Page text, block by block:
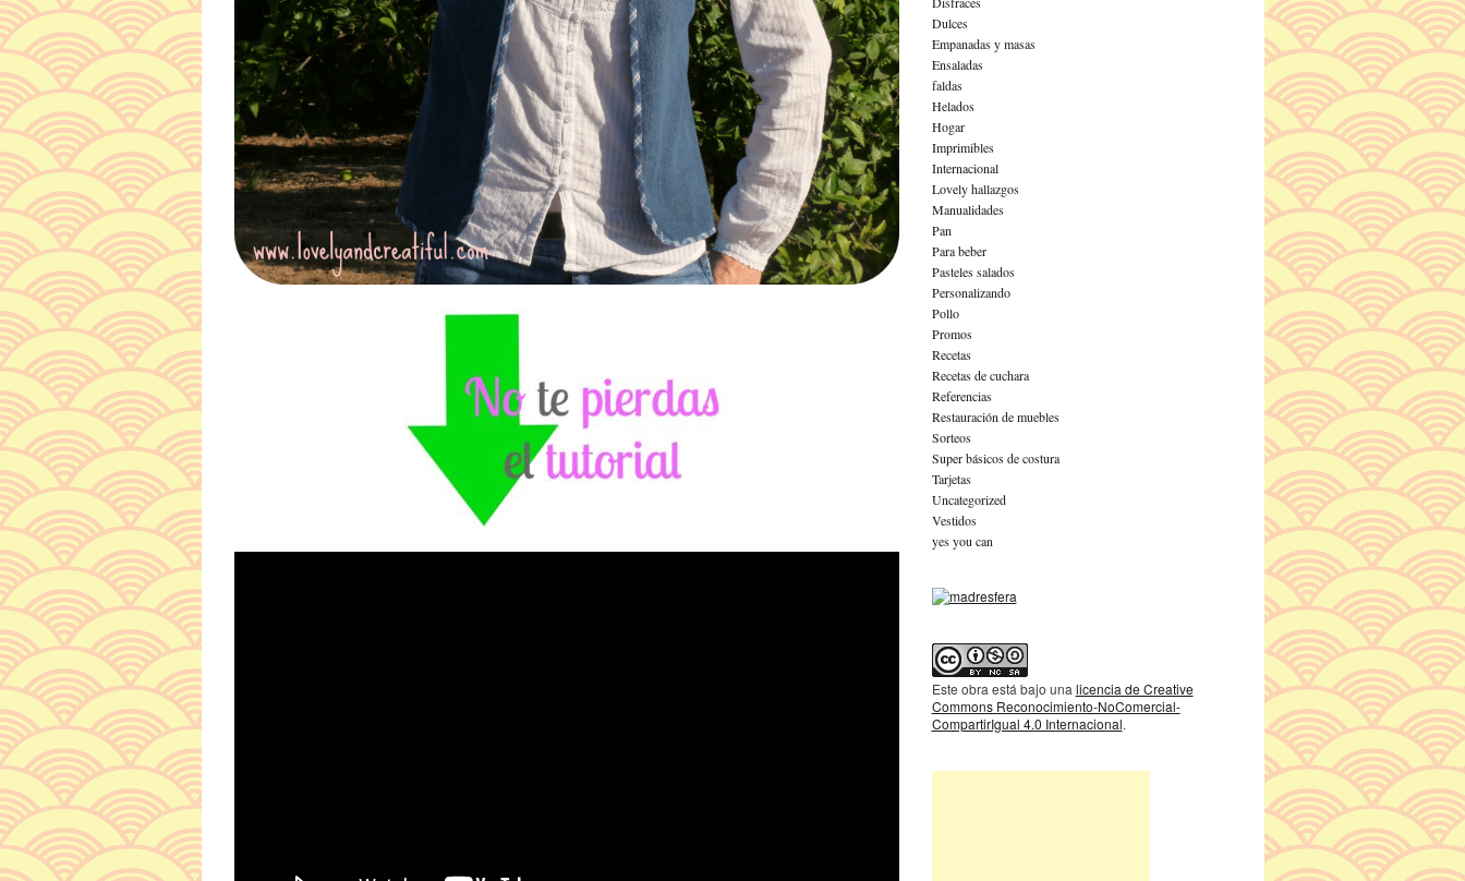
Dulces
Empanadas y masas
Ensaladas
faldas
Helados
Hogar
Imprimibles
Internacional
Lovely hallazgos
Manualidades
Pan
Para beber
Pasteles salados
Personalizando
Pollo
Promos
Recetas
Recetas de cuchara
Referencias
Restauración de muebles
Sorteos
Super básicos de costura
Tarjetas
Uncategorized
Vestidos
yes you can
Este obra está bajo una licencia de Creative
Commons Reconocimiento-NoComercial-
CompartirIgual 4.0 Internacional.